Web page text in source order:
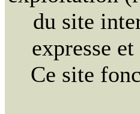
du site
expresse
Ce site